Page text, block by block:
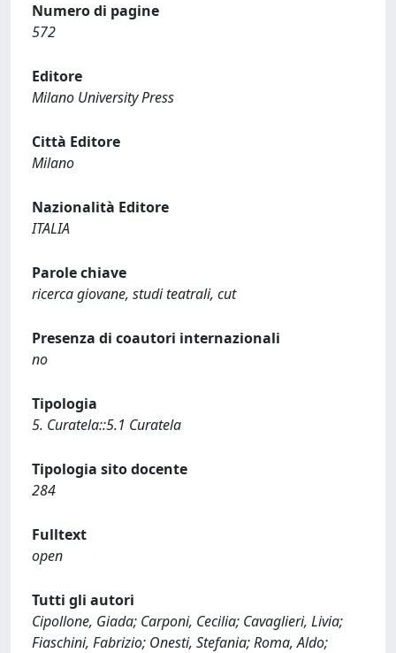
Numero di pagine
572
Editore
Milano University Press
Città Editore
Milano
Nazionalità Editore
ITALIA
Parole chiave
ricerca giovane, studi teatrali, cut
Presenza di coautori internazionali
no
Tipologia
5. Curatela::5.1 Curatela
Tipologia sito docente
284
Fulltext
open
Tutti gli autori
Cipollone, Giada; Carponi, Cecilia; Cavaglieri, Livia;
Fiaschini, Fabrizio; Onesti, Stefania; Roma, Aldo;